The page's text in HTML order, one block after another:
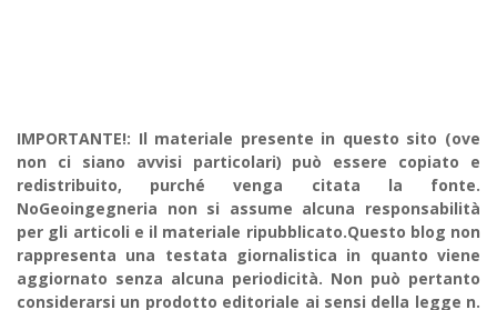
IMPORTANTE!: Il materiale presente in questo sito (ove
non ci siano avvisi particolari) può essere copiato e
redistribuito, purché venga citata la fonte.
NoGeoingegneria non si assume alcuna responsabilità
per gli articoli e il materiale ripubblicato.Questo blog non
rappresenta una testata giornalistica in quanto viene
aggiornato senza alcuna periodicità. Non può pertanto
considerarsi un prodotto editoriale ai sensi della legge n.